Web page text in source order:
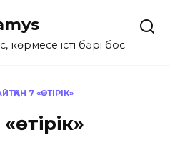
көрмесең істің бәрі бос
7 «ӨТІРІК»